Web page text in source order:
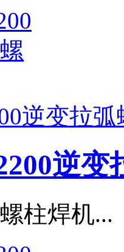
逆变拉
逆变
柱焊机...